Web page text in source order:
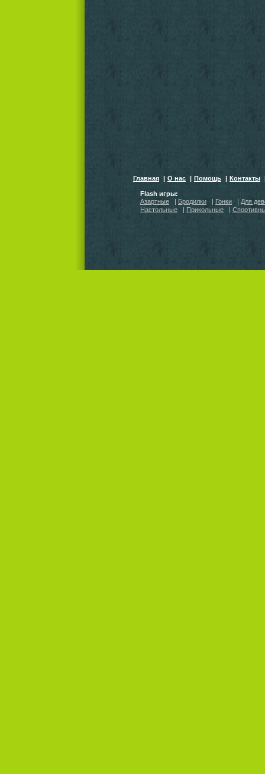
Главная | О нас | Помощь | Контакты
Flash игры:
Азартные
| Бродилки | Гонки | Для
Настольные
| Прикольные |